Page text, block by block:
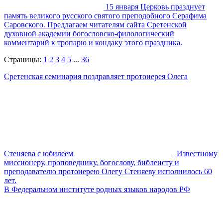
15 января Церковь празднует
память великого русского святого преподобного Серафима
Саровского. Предлагаем читателям сайта Сретенской
духовной академии богословско-филологический
комментарий к тропарю и кондаку этого праздника.
Страницы: 1 2 3 4 5 ... 36
Сретенская семинария поздравляет протоиерея Олега
Стеняева с юбилеем
Известному
миссионеру, проповеднику, богослову, библеисту и
преподавателю протоиерею Олегу Стеняеву исполнилось 60
лет.
В Федеральном институте родных языков народов РФ